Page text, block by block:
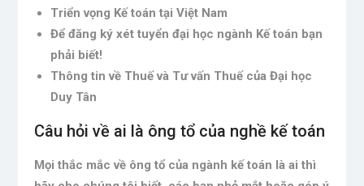
Triển vọng Kế toán tại Việt Nam
Để đăng ký xét tuyển đại học ngành Kế toán bạn
phải biết!
Thông tin về Thuế và Tư vấn Thuế của Đại học
Duy Tân
Câu hỏi về ai là ông tổ của nghề kế toán
Mọi thắc mắc về ông tổ của ngành kế toán là ai thì